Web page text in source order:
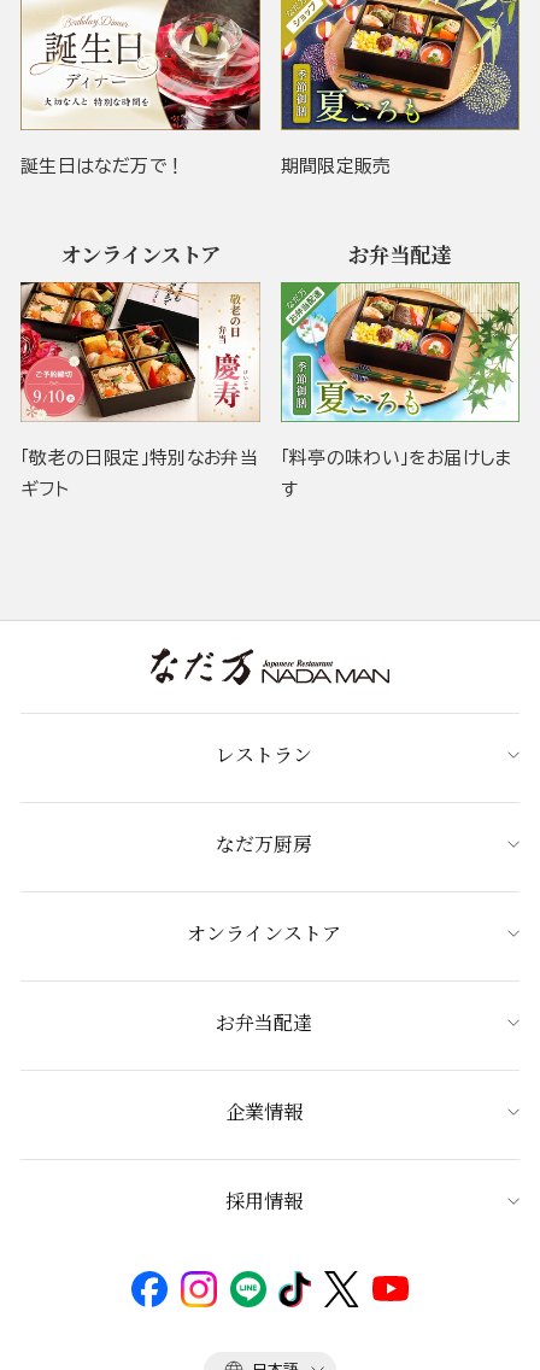
誕生日はなだ万で！ 期間限定販売
オンラインストア
「敬老の日限定」特別なお弁当
ギフト
お弁当配達
「料亭の味わい」をお届けしま
す
レストラン
なだ万厨房
オンラインストア
お弁当配達
企業情報
採用情報